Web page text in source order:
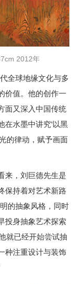
2012年
全球地缘文化与多
价值。他的创作一
面又深入中国传统
在水墨中讲究‘以黑
的律动，赋予画面
来，刘巨德先生是
保持着对艺术新路
的抽象风格，同时
投身抽象艺术探索
就已经开始尝试抽
种注重设计与装饰